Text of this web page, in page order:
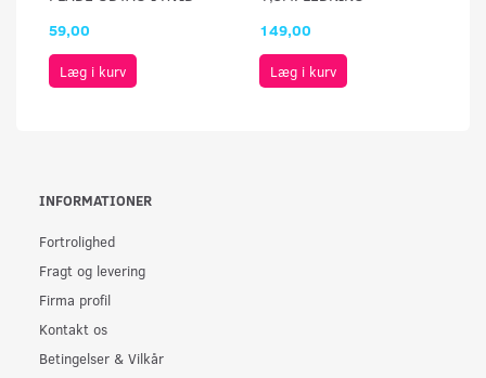
59,00
Læg i kurv
149,00
Læg i kurv
INFORMATIONER
Fortrolighed
Fragt og levering
Firma profil
Kontakt os
Betingelser & Vilkår